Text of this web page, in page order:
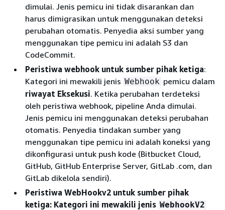
dimulai. Jenis pemicu ini tidak disarankan dan
harus dimigrasikan untuk menggunakan deteksi
perubahan otomatis. Penyedia aksi sumber yang
menggunakan tipe pemicu ini adalah S3 dan
CodeCommit.
Peristiwa webhook untuk sumber pihak ketiga:
Kategori ini mewakili jenis Webhook pemicu dalam
riwayat Eksekusi. Ketika perubahan terdeteksi
oleh peristiwa webhook, pipeline Anda dimulai.
Jenis pemicu ini menggunakan deteksi perubahan
otomatis. Penyedia tindakan sumber yang
menggunakan tipe pemicu ini adalah koneksi yang
dikonfigurasi untuk push kode (Bitbucket Cloud,
GitHub, GitHub Enterprise Server, GitLab .com, dan
GitLab dikelola sendiri).
Peristiwa WebHookv2 untuk sumber pihak
ketiga: Kategori ini mewakili jenis WebhookV2